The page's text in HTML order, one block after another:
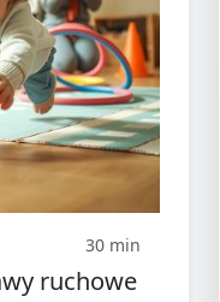
30 min
ruchowe